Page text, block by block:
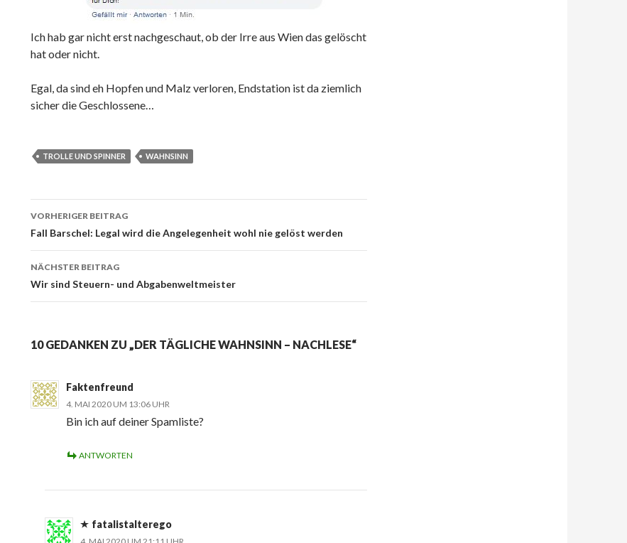
Ich hab gar nicht erst nachgeschaut, ob der Irre aus Wien das gelöscht
hat oder nicht.
Egal, da sind eh Hopfen und Malz verloren, Endstation ist da ziemlich
sicher die Geschlossene…
TROLLE UND SPINNER WAHNSINN
Beitrags-
Navigation
VORHERIGER BEITRAG
Fall Barschel: Legal wird die Angelegenheit wohl nie gelöst werden
NÄCHSTER BEITRAG
Wir sind Steuern- und Abgabenweltmeister
10 GEDANKEN ZU „DER TÄGLICHE WAHNSINN – NACHLESE“
Faktenfreund
4. MAI 2020 UM 13:06 UHR
Bin ich auf deiner Spamliste?
ANTWORTEN
fatalistalterego